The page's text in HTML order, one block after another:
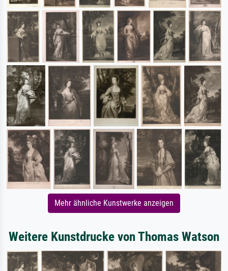
Mehr ähnliche Kunstwerke anzeigen
Weitere Kunstdrucke von Thomas Watson